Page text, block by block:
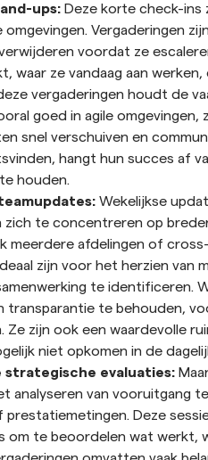
ups: Deze korte check-ins
omgevingen. Vergaderingen
voordat ze
waar ze vandaag aan
vergaderingen houdt de
goed in agile
snel verschuiven en
hangt hun succes af
houden.
Wekelijkse
zich te concentreren op
meerdere afdelingen of
zijn voor het herzien van
te identificeren.
transparantie te behouden,
Ze zijn ook een waardevolle
niet opkomen in de
strategische evaluaties:
analyseren van vooruitgang
prestatiemetingen. Deze
om te beoordelen wat